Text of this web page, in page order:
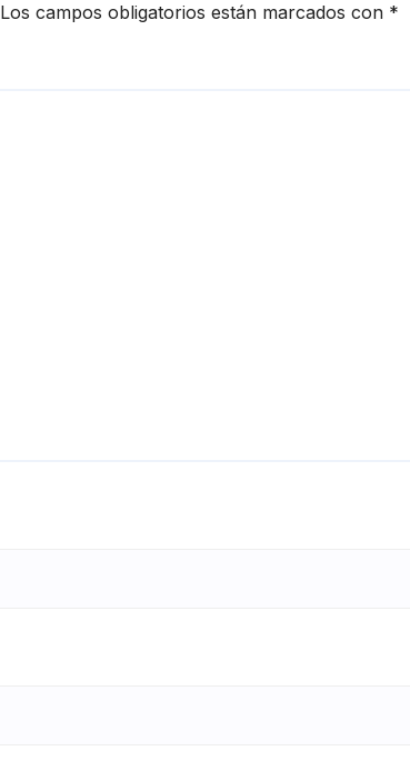
Los campos obligatorios están marcados con *